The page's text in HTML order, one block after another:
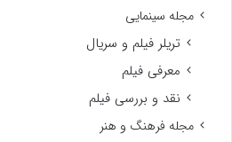
مجله سینمایی
تریلر فیلم و سریال
معرفی فیلم
نقد و بررسی فیلم
مجله فرهنگ و هنر